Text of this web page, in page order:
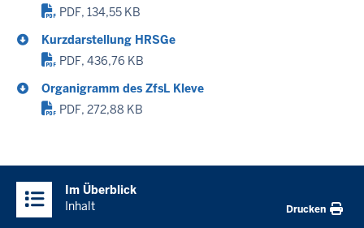
PDF, 134,55 KB
Kurzdarstellung HRSGe
PDF, 436,76 KB
Organigramm des ZfsL Kleve
PDF, 272,88 KB
Im Überblick
Inhalt
Drucken